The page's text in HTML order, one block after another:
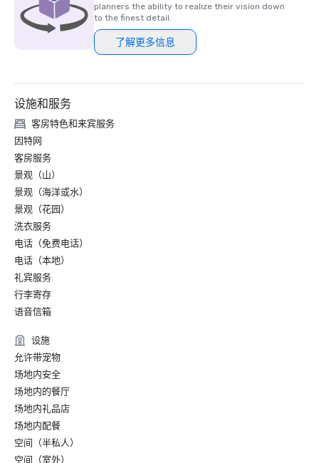
米其林指南-卡鲁索被授予一颗米其林一星和一颗米其林绿星
2021 年：
《葡萄酒观察家》的2021年餐厅奖——将卡鲁索评为 “最佳卓
越奖” 的获得者
Travel + Leisure 的 T+L 500 2021 年 — 被公认为全球 500
家最佳酒店之一
《2021年福布斯旅游指南》星级评级——位于美丽华瑰丽海
滩的瑰丽水疗中心Sense连续第二年获得五星评级
《美国新闻与世界报道》2021年最佳酒店排名——获得金徽
章，并被评为 “圣塔芭芭拉最佳酒店” 和 “加州最佳酒店” 第九
名
《旅行周刊》2020年麦哲伦奖——荣获 “整体豪华酒店/度假
村” 类别的金奖；Caruso's获得 “豪华（五星级）餐厅设计” 类
别银奖；小屋泳池获得 “豪华（五星级）泳池设计” 类别银奖
2020 年酒店设计大奖——荣获 “豪华公共空间” 类别的获胜者
《康德纳斯特旅行家》2020年读者选择奖——被评为 “南加州
十五大度假村” 之一
planners the ability to realize their vision down
to the finest detail.
了解更多信息
设施和服务
客房特色和来宾服务
因特网
客房服务
景观（山）
景观（海洋或水）
景观（花园）
洗衣服务
电话（免费电话）
电话（本地）
礼宾服务
行李寄存
语音信箱
设施
允许带宠物
场地内安全
场地内的餐厅
场地内礼品店
场地内配餐
空间（半私人）
空间（室外）